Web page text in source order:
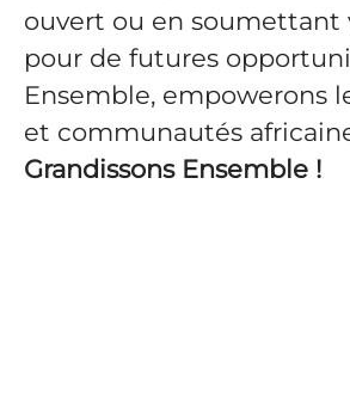
ouvert ou en soumettant
pour de futures
Ensemble, empowerons
et communautés
Grandissons Ensemble !